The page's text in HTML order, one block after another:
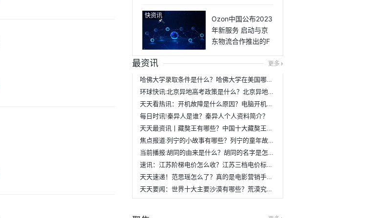
快资讯
Ozon中国公布2023
年新服务 启动与京
东物流合作推出的F
最资讯 更多
哈佛大学录取条件是什么？哈佛大学在美国哪个城市？
环球快讯:北京异地高考政策是什么？北京异地高考未来会有哪些变化？
天天看热讯：开机故障是什么原因？电脑开机按f2的解决方法是怎样的？
每日时讯!秦异人是谁？秦异人个人资料简介？
天天最资讯丨藏獒王有哪些？中国十大藏獒王排名一览？
焦点报道:列宁的小故事有哪些？列宁的童年故事？
当前播报:胡同的由来是什么？胡同的名字是怎么得来的？
速讯：江苏阶梯电价怎么收？江苏三档电价标准是什么？
天天速递！范思瑶怎么了？真的是电影营销手段吗？
天天要闻：世界十大主要沙漠有哪些？荒漠究竟和人类有什么关系？